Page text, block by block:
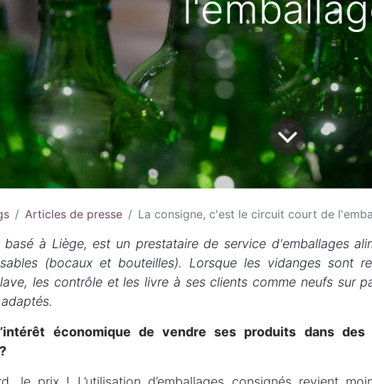
Articles de presse La consigne, c'est le circuit court de
basé à Liège, est un prestataire de service d'emballages
(bocaux et bouteilles). Lorsque les vidanges sont
les contrôle et les livre à ses clients comme neufs sur
économique de vendre ses produits dans des